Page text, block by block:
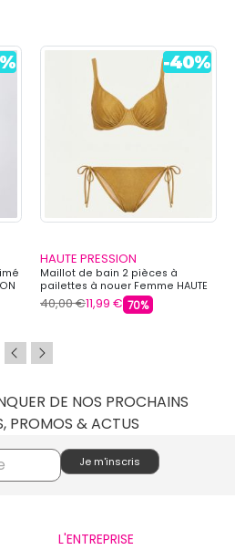
HAUTE PRESSION
Maillot de bain 2 pièces à
pailettes à nouer Femme HAUTE
PRESSION
40,00 €11,99 € 70%
DE NOS PROCHAINS
PROMOS & ACTUS
L'ENTREPRISE